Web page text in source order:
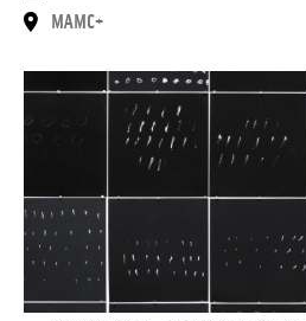
PLACE
MAMC+